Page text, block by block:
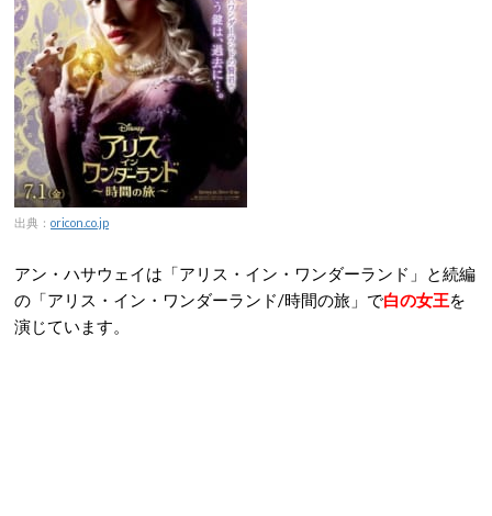
出典： oricon.co.jp
アン・ハサウェイは「アリス・イン・ワンダーランド」と続編
の「アリス・イン・ワンダーランド/時間の旅」で白の女王を
演じています。